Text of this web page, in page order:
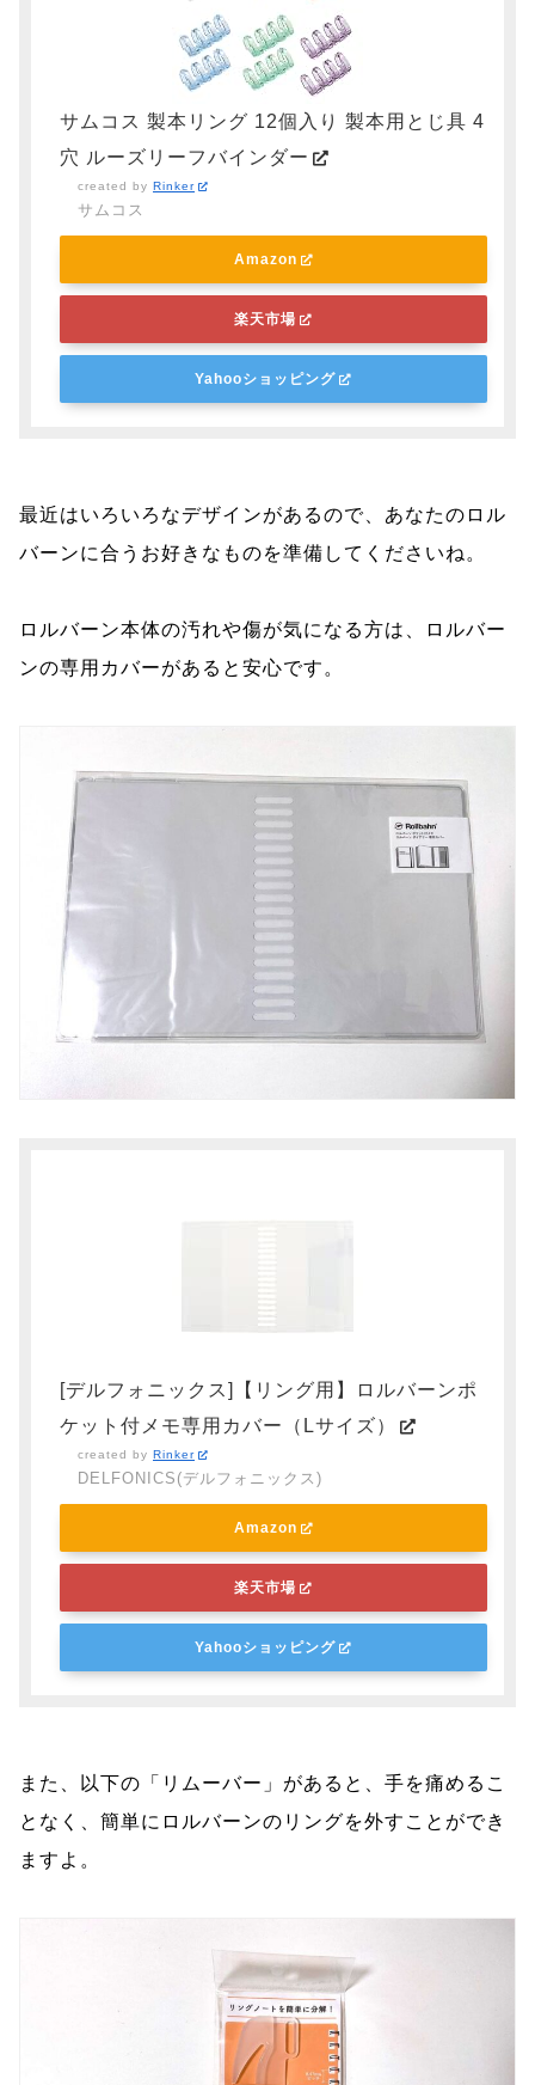
サムコス 製本リング 12個入り 製本用とじ具 4
穴 ルーズリーフバインダー
created by Rinker
サムコス
Amazon
楽天市場
Yahooショッピング
最近はいろいろなデザインがあるので、あなたのロル
バーンに合うお好きなものを準備してくださいね。
ロルバーン本体の汚れや傷が気になる方は、ロルバー
ンの専用カバーがあると安心です。
[デルフォニックス]【リング用】ロルバーンポ
ケット付メモ専用カバー（Lサイズ）
created by Rinker
DELFONICS(デルフォニックス)
Amazon
楽天市場
Yahooショッピング
また、以下の「リムーバー」があると、手を痛めるこ
となく、簡単にロルバーンのリングを外すことができ
ますよ。